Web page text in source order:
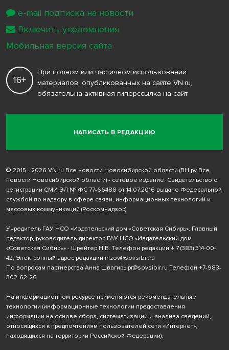
НАПИСАТЬ В РЕДАКЦИЮ
16+
При полном или частичном использовании
материалов, опубликованных на сайте VN.ru,
обязательна активная гиперссылка на сайт
© 2015 - 2026 VN.ru Все новости Новосибирской области (ВН.ру Все
новости Новосибирской области) - сетевое издание. Свидетельство о
регистрации СМИ ЭЛ № ФС 77-66488 от 14.07.2016 выдано Федеральной
службой по надзору в сфере связи, информационных технологий и
массовых коммуникаций (Роскомнадзор)
Учредитель ГАУ НСО «Издательский дом «Советская Сибирь». Главный
редактор, руководитель-директор ГАУ НСО «Издательский дом
«Советская Сибирь» - Шрейтер Н.В. Телефон редакции + 7 (383) 314-00-
42; Электронный адрес редакции inzov@sovsibir.ru
По вопросам партнерства Анна Швагирь pr@sovsibir.ru Телефон +7-983-
302-62-26
На информационном ресурсе применяются рекомендательные
технологии (информационные технологии предоставления
информации на основе сбора, систематизации и анализа сведений,
относящихся к предпочтениям пользователей сети «Интернет»,
находящихся на территории Российской Федерации).
e-mail подписка на новости
Включить уведомления
Мобильная версия сайта